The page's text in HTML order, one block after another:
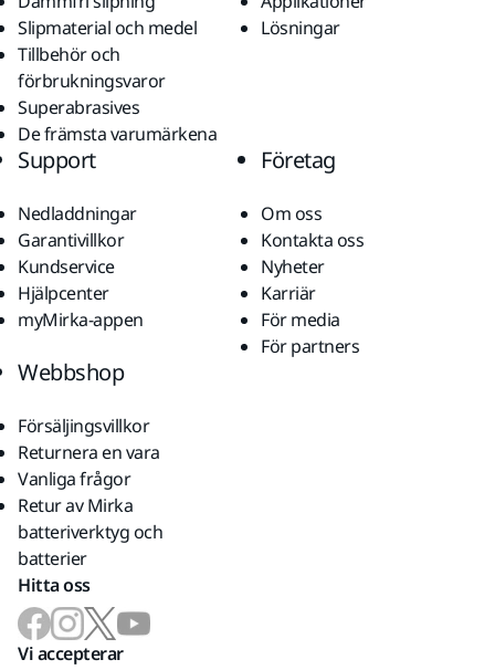
Slipmaterial och medel
Tillbehör och
förbrukningsvaror
Superabrasives
De främsta varumärkena
Lösningar
Support
Nedladdningar
Garantivillkor
Kundservice
Hjälpcenter
myMirka-appen
Företag
Om oss
Kontakta oss
Nyheter
Karriär
För media
För partners
Webbshop
Försäljingsvillkor
Returnera en vara
Vanliga frågor
Retur av Mirka
batteriverktyg och
batterier
Hitta oss
Vi accepterar